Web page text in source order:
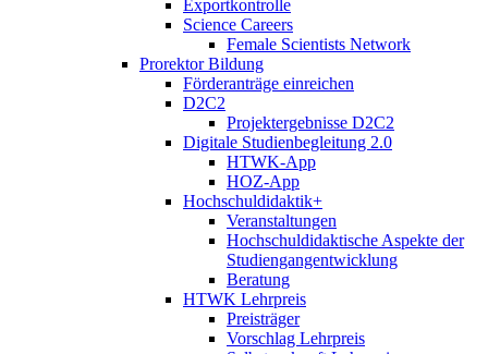
Exportkontrolle
Science Careers
Female Scientists Network
Prorektor Bildung
Förderanträge einreichen
D2C2
Projektergebnisse D2C2
Digitale Studienbegleitung 2.0
HTWK-App
HOZ-App
Hochschuldidaktik+
Veranstaltungen
Hochschuldidaktische Aspekte der
Studiengangentwicklung
Beratung
HTWK Lehrpreis
Preisträger
Vorschlag Lehrpreis